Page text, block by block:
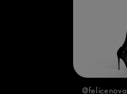
@felicenova